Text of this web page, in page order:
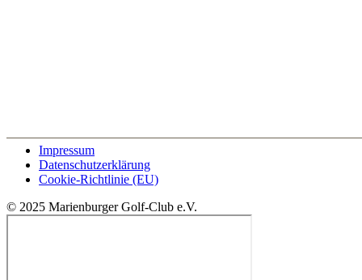
Impressum
Datenschutzerklärung
Cookie-Richtlinie (EU)
© 2025 Marienburger Golf-Club e.V.